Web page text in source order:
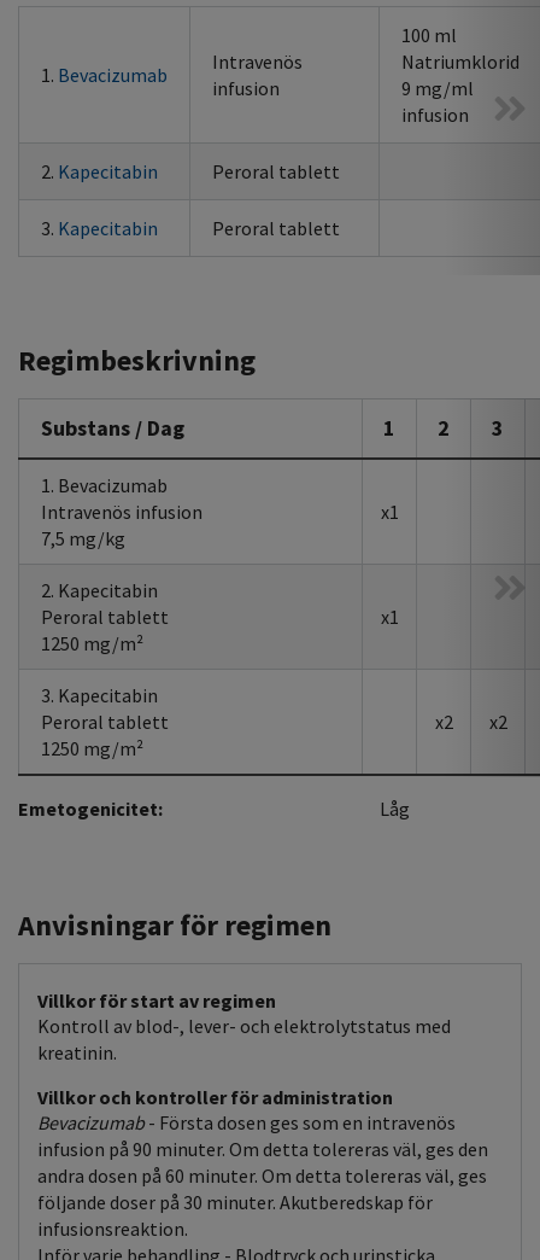
1. Bevacizumab
Intravenös
infusion
100 ml
Natriumklorid
9 mg/ml
infusion
2. Kapecitabin Peroral tablett
3. Kapecitabin Peroral tablett
Regimbeskrivning
Substans / Dag 1 2 3
1. Bevacizumab
Intravenös infusion
7,5 mg/kg
x1
2. Kapecitabin
Peroral tablett
1250 mg/m²
x1
3. Kapecitabin
Peroral tablett
1250 mg/m²
x2 x2
Emetogenicitet: Låg
Anvisningar för regimen
Villkor för start av regimen
Kontroll av blod-, lever- och elektrolytstatus med
kreatinin.
Villkor och kontroller för administration
Bevacizumab- Första dosen ges som en intravenös
infusion på 90 minuter. Om detta tolereras väl, ges den
andra dosen på 60 minuter. Om detta tolereras väl, ges
följande doser på 30 minuter. Akutberedskap för
infusionsreaktion.
Inför varje behandling - Blodtryck och urinsticka